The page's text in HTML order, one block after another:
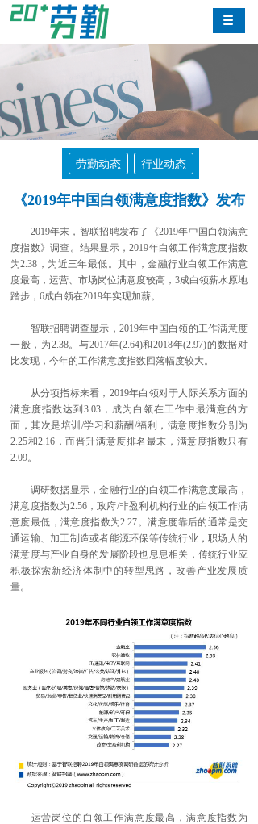
劳勤动态 行业动态
《2019年中国白领满意度指数》发布
2019年末，智联招聘发布了《2019年中国白领满意
度指数》调查。结果显示，2019年白领工作满意度指数
为2.38，为近三年最低。其中，金融行业白领工作满意
度最高，运营、市场岗位满意度较高，3成白领薪水原地
踏步，6成白领在2019年实现加薪。
智联招聘调查显示，2019年中国白领的工作满意度
一般，为2.38。与2017年(2.64)和2018年(2.97)的数据对
比发现，今年的工作满意度指数回落幅度较大。
从分项指标来看，2019年白领对于人际关系方面的
满意度指数达到3.03，成为白领在工作中最满意的方
面，其次是培训/学习和薪酬/福利，满意度指数分别为
2.25和2.16，而晋升满意度排名最末，满意度指数只有
2.09。
调研数据显示，金融行业的白领工作满意度最高，
满意度指数为2.56，政府/非盈利机构行业的白领工作满
意度最低，满意度指数为2.27。满意度靠后的通常是交
通运输、加工制造或者能源环保等传统行业，职场人的
满意度与产业自身的发展阶段也息息相关，传统行业应
积极探索新经济体制中的转型思路，改善产业发展质
量。
运营岗位的白领工作满意度最高，满意度指数为